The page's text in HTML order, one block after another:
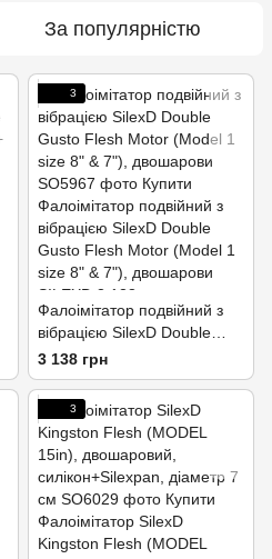
За популярністю
3
Фалоімітатор подвійний з
вібрацією SilexD Double
Gusto Flesh Motor (Model 1
size 8" & 7"), двошарови
3 138 грн
3